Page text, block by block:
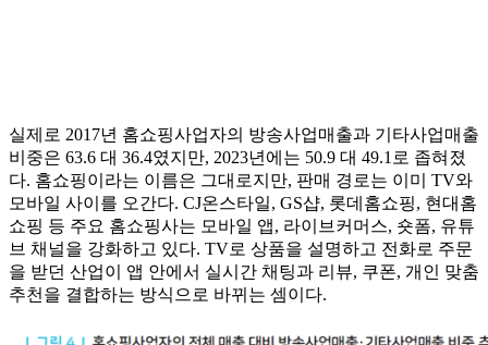
실제로 2017년 홈쇼핑사업자의 방송사업매출과 기타사업매출
비중은 63.6 대 36.4였지만, 2023년에는 50.9 대 49.1로 좁혀졌
다. 홈쇼핑이라는 이름은 그대로지만, 판매 경로는 이미 TV와
모바일 사이를 오간다. CJ온스타일, GS샵, 롯데홈쇼핑, 현대홈
쇼핑 등 주요 홈쇼핑사는 모바일 앱, 라이브커머스, 숏폼, 유튜
브 채널을 강화하고 있다. TV로 상품을 설명하고 전화로 주문
을 받던 산업이 앱 안에서 실시간 채팅과 리뷰, 쿠폰, 개인 맞춤
추천을 결합하는 방식으로 바뀌는 셈이다.